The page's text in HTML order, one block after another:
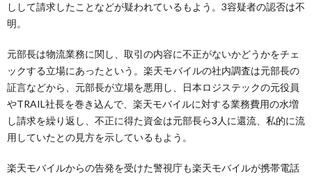
しして請求したことなどが疑われているもよう。3容疑者の認否は不
明。
元部長は物流業務に関し、取引の内容に不正がないかどうかをチェ
ックする立場にあったという。楽天モバイルの社内調査は元部長の
証言などから、元部長が立場を悪用し、日本ロジステックの元役員
やTRAIL社長を巻き込んで、楽天モバイルに対する業務費用の水増
し請求を繰り返し、不正に得た資金は元部長ら3人に還流、私的に流
用していたとの見方を示しているもよう。
楽天モバイルからの告発を受けた警視庁も楽天モバイルが携帯電話